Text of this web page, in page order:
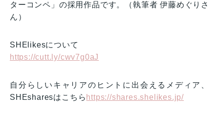
ターコンペ」の採用作品です。（執筆者 伊藤めぐりさ
ん）
SHElikesについて
https://cutt.ly/cwv7g0aJ
自分らしいキャリアのヒントに出会えるメディア、
SHEsharesはこちら https://shares.shelikes.jp/